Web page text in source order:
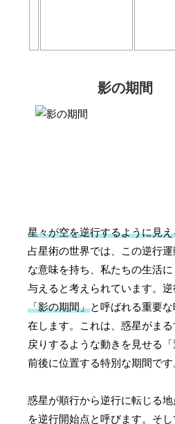
影の期間
星々が空を逆行するように見
占星術の世界では、この逆行運
な意味を持ち、私たちの生活
与えると考えられています。逆
「影の期間」と呼ばれる重要
在します。これは、惑星がまる
戻りするような動きを見せる
前後に位置する特別な期間です
惑星が順行から逆行に転じる
を逆行開始点と呼びます。そ